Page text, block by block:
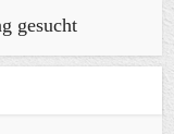
gesucht